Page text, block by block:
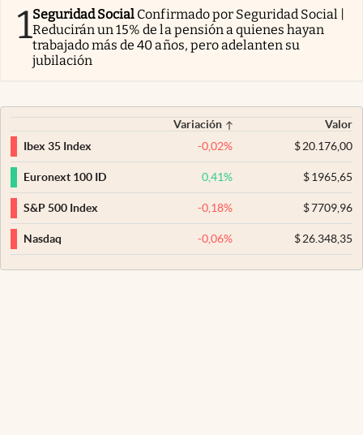
1Seguridad Social Confirmado por Seguridad Social |
Reducirán un 15% de la pensión a quienes hayan
trabajado más de 40 años, pero adelanten su
jubilación
Variación
Valor
Ibex 35 Index
-0,02% $20.176,00
Euronext 100 ID 0,41% $1965,65
S&P 500 Index -0,18% $7709,96
Nasdaq -0,06% $26.348,35